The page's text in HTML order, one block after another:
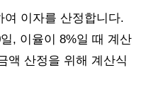
여 이자를 산정합니다.
, 이율이 8%일 때 계산
액 산정을 위해 계산식